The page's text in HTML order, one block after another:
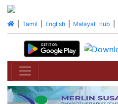
| Tamil English| Malayali Hub